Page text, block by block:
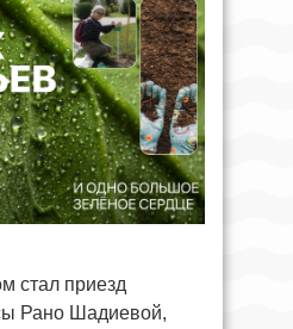
стал приезд
Рано Шадиевой,